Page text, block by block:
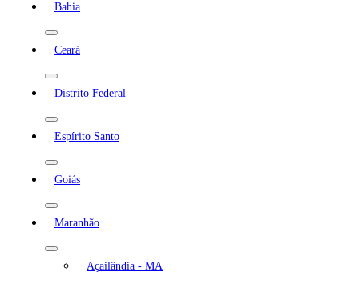
Bahia
Ceará
Distrito Federal
Espírito Santo
Goiás
Maranhão
Açailândia - MA